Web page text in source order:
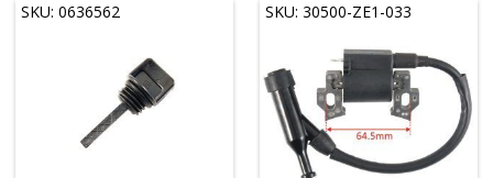
SKU: 0636562 SKU: 30500-ZE1-033